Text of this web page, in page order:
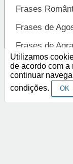
Frases
Frases de
Frases de
Frases de
Frases de
Frases de
Utilizamos
de acordo com a
continuar
condições.
OK